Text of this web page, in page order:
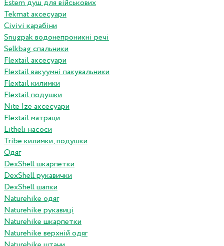
Estem душ для військових
Tekmat аксесуари
Сivivi карабіни
Snugpak водонепроникні речі
Selkbag спальники
Flextail аксесуари
Flextail вакуумні пакувальники
Flextail килимки
Flextail подушки
Nite Ize аксесуари
Flextail матраци
Litheli насоси
Tribe килимки, подушки
Одяг
DexShell шкарпетки
DexShell рукавички
DexShell шапки
Naturehike одяг
Naturehike рукавиці
Naturehike шкарпетки
Naturehike верхній одяг